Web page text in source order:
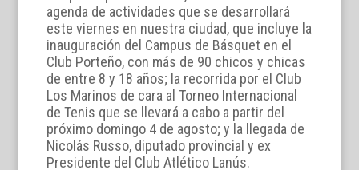
agenda de actividades que se desarrollará
este viernes en nuestra ciudad, que incluye la
inauguración del Campus de Básquet en el
Club Porteño, con más de 90 chicos y chicas
de entre 8 y 18 años; la recorrida por el Club
Los Marinos de cara al Torneo Internacional
de Tenis que se llevará a cabo a partir del
próximo domingo 4 de agosto; y la llegada de
Nicolás Russo, diputado provincial y ex
Presidente del Club Atlético Lanús.